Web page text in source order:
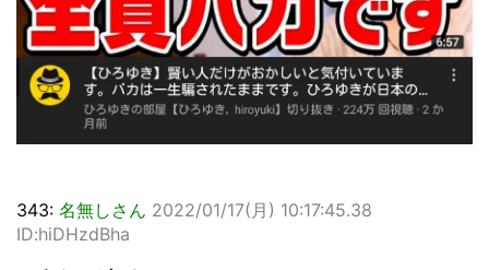
343: 名無しさん 2022/01/17(月) 10:17:45.38
ID:hiDHzdBha